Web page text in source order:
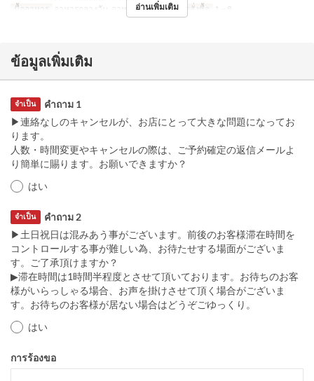
มื้ออาหาร อาหารกลางวัน, อาหารเย็น จำกัดการสั่งซื้อ 1 ~ 8
อ่านเพิ่มเติม
ข้อมูลเพิ่มเติม
คำถาม 1
จำเป็น
▶連絡なしのキャンセルが、お店にとって大きな問題になってお
ります。
人数・時間変更やキャンセルの際は、ご予約確定の返信メールよ
り簡単に賜ります。お願いできますか？
はい
คำถาม 2
จำเป็น
▶土日祝日は混みあう事がございます。前後のお客様滞在時間を
コントロールする事が難しい為、お待たせする場面がございま
す。ご了承頂けますか？
▶滞在時間は1時間半程度とさせて頂いております。お待ちのお客
様がいらっしゃる場合、お声を掛けさせて頂く場合がございま
す。お待ちのお客様が居ない場合はどうぞごゆっくり。
はい
การร้องขอ